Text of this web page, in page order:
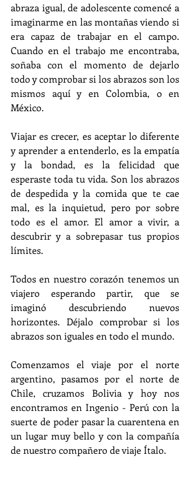
abraza igual, de adolescente comencé a
imaginarme en las montañas viendo si
era capaz de trabajar en el campo.
Cuando en el trabajo me encontraba,
soñaba con el momento de dejarlo
todo y comprobar si los abrazos son los
mismos aquí y en Colombia, o en
México.
Viajar es crecer, es aceptar lo diferente
y aprender a entenderlo, es la empatía
y la bondad, es la felicidad que
esperaste toda tu vida. Son los abrazos
de despedida y la comida que te cae
mal, es la inquietud, pero por sobre
todo es el amor. El amor a vivir, a
descubrir y a sobrepasar tus propios
límites.
Todos en nuestro corazón tenemos un
viajero esperando partir, que se
imaginó descubriendo nuevos
horizontes. Déjalo comprobar si los
abrazos son iguales en todo el mundo.
Comenzamos el viaje por el norte
argentino, pasamos por el norte de
Chile, cruzamos Bolivia y hoy nos
encontramos en Ingenio - Perú con la
suerte de poder pasar la cuarentena en
un lugar muy bello y con la compañía
de nuestro compañero de viaje Ítalo.